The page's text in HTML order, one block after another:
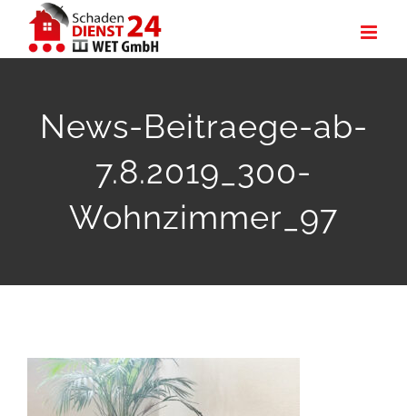
Inhalt
News-Beitraege-ab-
7.8.2019_300-
Wohnzimmer_97